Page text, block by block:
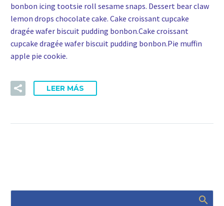
bonbon icing tootsie roll sesame snaps. Dessert bear claw
lemon drops chocolate cake. Cake croissant cupcake
dragée wafer biscuit pudding bonbon.Cake croissant
cupcake dragée wafer biscuit pudding bonbon.Pie muffin
apple pie cookie.
LEER MÁS